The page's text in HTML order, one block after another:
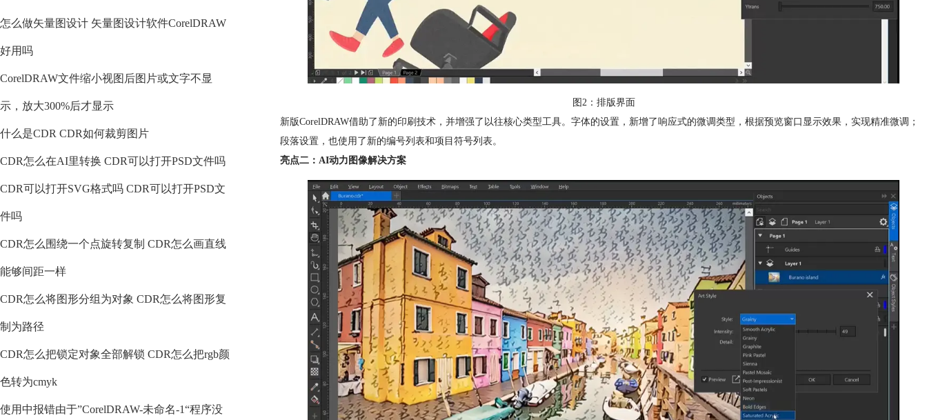
怎么做矢量图设计 矢量图设计软件CorelDRAW
好用吗
CorelDRAW文件缩小视图后图片或文字不显
示，放大300%后才显示
什么是CDR CDR如何裁剪图片
CDR怎么在AI里转换 CDR可以打开PSD文件吗
CDR可以打开SVG格式吗 CDR可以打开PSD文
件吗
CDR怎么围绕一个点旋转复制 CDR怎么画直线
能够间距一样
CDR怎么将图形分组为对象 CDR怎么将图形复
制为路径
CDR怎么把锁定对象全部解锁 CDR怎么把rgb颜
色转为cmyk
使用中报错由于”CorelDRAW-未命名-1“程序没
图2：排版界面
新版CorelDRAW借助了新的印刷技术，并增强了以往核心类型工具。字体的设置，新增了响应式的微调类型，根据预览窗口显示效果，实现精准微调；
段落设置，也使用了新的编号列表和项目符号列表。
亮点二：AI动力图像解决方案